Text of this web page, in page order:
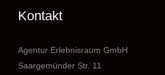
Kontakt
Agentur Erlebnisraum GmbH
Saargemünder Str. 11